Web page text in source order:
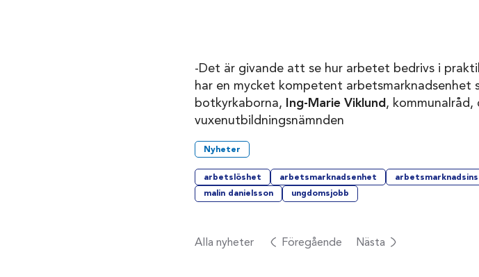
-Det är givande att se hur arbetet bedrivs i
har en mycket kompetent arbetsmarknadsenhet
botkyrkaborna,
Ing-Marie Viklund,
vuxenutbildningsnämnden
Nyheter
arbetslöshet arbetsmarknadsenhet
malin danielsson
ungdomsjobb
Alla nyheter Föregående Nästa